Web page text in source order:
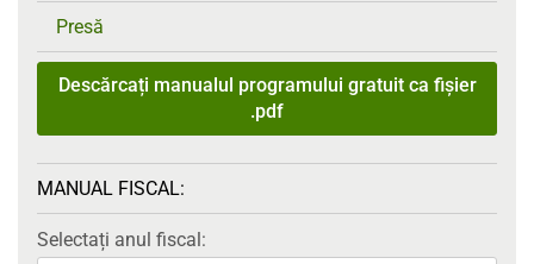
Presă
Descărcați manualul programului gratuit ca fișier
.pdf
MANUAL FISCAL:
Selectați anul fiscal: